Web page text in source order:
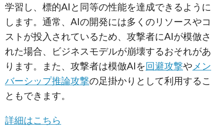
学習し、標的AIと同等の性能を達成できるように
します。通常、AIの開発には多くのリソースやコ
ストが投入されているため、攻撃者にAIが模倣さ
れた場合、ビジネスモデルが崩壊するおそれがあ
ります。また、攻撃者は模倣AIを回避攻撃や メン
バーシップ推論攻撃の足掛かりとして利用するこ
ともできます。
詳細はこちら